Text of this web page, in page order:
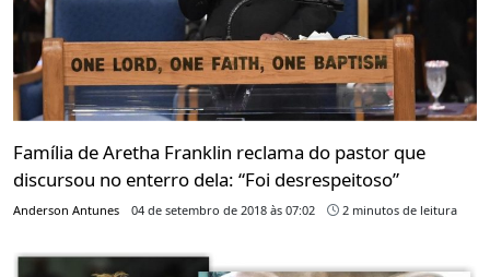
Família de Aretha Franklin reclama do pastor que
discursou no enterro dela: “Foi desrespeitoso”
Anderson Antunes 04 de setembro de 2018 às 07:02 2 minutos de leitura